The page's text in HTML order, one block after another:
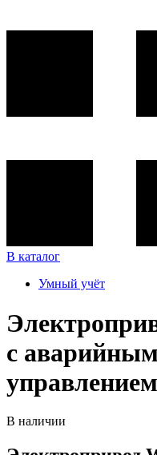
В каталог
Умный учёт
c
В наличии